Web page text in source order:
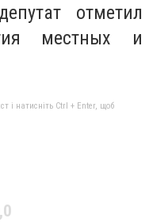
отметил
местных и
і натисніть Ctrl + Enter, щоб